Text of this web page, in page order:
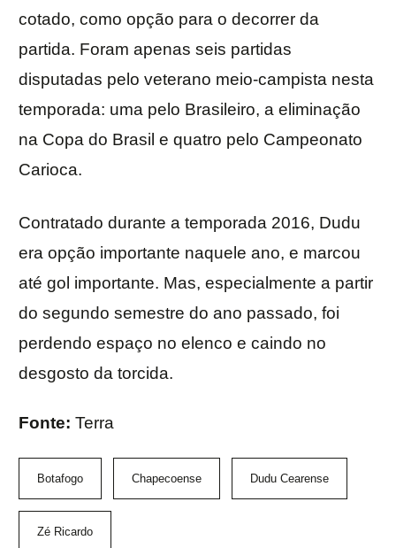
cotado, como opção para o decorrer da
partida. Foram apenas seis partidas
disputadas pelo veterano meio-campista nesta
temporada: uma pelo Brasileiro, a eliminação
na Copa do Brasil e quatro pelo Campeonato
Carioca.
Contratado durante a temporada 2016, Dudu
era opção importante naquele ano, e marcou
até gol importante. Mas, especialmente a partir
do segundo semestre do ano passado, foi
perdendo espaço no elenco e caindo no
desgosto da torcida.
Fonte: Terra
Botafogo Chapecoense Dudu Cearense
Zé Ricardo